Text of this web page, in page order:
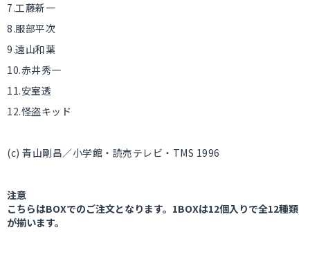
7.工藤新一
8.服部平次
9.遠山和葉
10.赤井秀一
11.安室透
12.怪盗キッド
(c) 青山剛昌／小学館・読売テレビ・TMS 1996
注意
こちらはBOXでのご注文となります。1BOXは12個入りで全12種類
が揃います。